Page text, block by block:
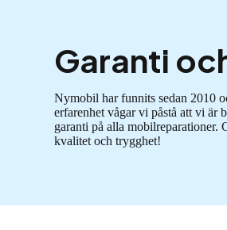
Garanti
Nymobil har funnits sedan 2010
erfarenhet vågar vi påstå att vi är
garanti på alla mobilreparationer.
kvalitet och trygghet!